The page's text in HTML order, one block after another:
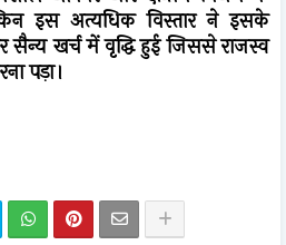
इस अत्यधिक विस्तार ने इसके
सैन्य खर्च में वृद्धि हुई जिससे राजस्व
पड़ा।